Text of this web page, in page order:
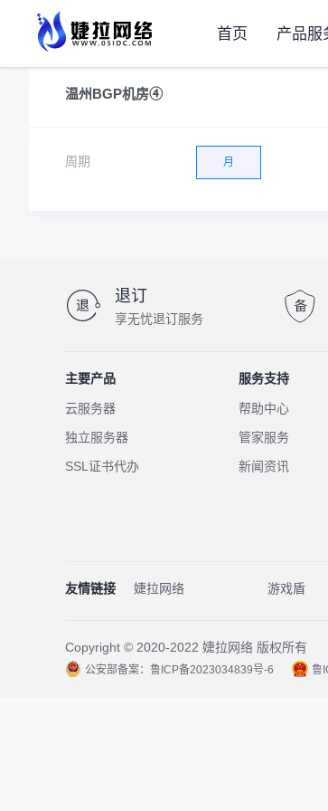
首页 产品服
温州BGP机房④
周期 月
退订
享无忧退订服务
主要产品
云服务器
独立服务器
SSL证书代办
服务支持
帮助中心
管家服务
新闻资讯
友情链接 婕拉网络 游戏盾
Copyright © 2020-2022 婕拉网络 版权所有
公安部备案：鲁ICP备2023034839号-6 鲁